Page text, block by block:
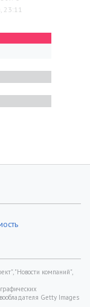
23:11
"Новости компаний",
Getty Images